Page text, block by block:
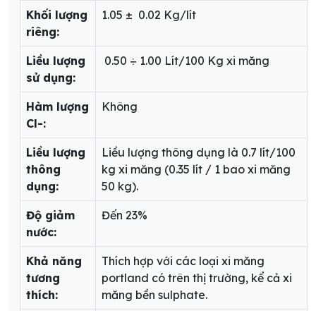
Khối lượng
riêng:
1.05 ± 0.02 Kg/lít
Liều lượng
sử dụng:
0.50 ÷ 1.00 Lít/100 Kg xi măng
Hàm lượng
Cl-:
Không
Liều lượng
thông
dụng:
Liều lượng thông dụng là 0.7 lít/100
kg xi măng (0.35 lít / 1 bao xi măng
50 kg).
Độ giảm
nước:
Đến 23%
Khả năng
tương
thích:
Thích hợp với các loại xi măng
portland có trên thị trường, kể cả xi
măng bền sulphate.